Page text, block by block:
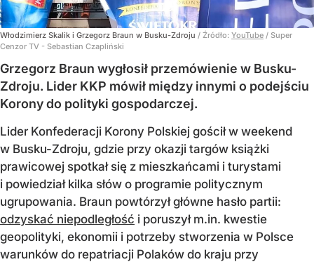
Włodzimierz Skalik i Grzegorz Braun w Busku-Zdroju / Źródło: YouTube / Super
Cenzor TV - Sebastian Czapliński
Grzegorz Braun wygłosił przemówienie w Busku-
Zdroju. Lider KKP mówił między innymi o podejściu
Korony do polityki gospodarczej.
Lider Konfederacji Korony Polskiej gościł w weekend
w Busku-Zdroju, gdzie przy okazji targów książki
prawicowej spotkał się z mieszkańcami i turystami
i powiedział kilka słów o programie politycznym
ugrupowania. Braun powtórzył główne hasło partii:
odzyskać niepodległość i poruszył m.in. kwestie
geopolityki, ekonomii i potrzeby stworzenia w Polsce
warunków do repatriacji Polaków do kraju przy